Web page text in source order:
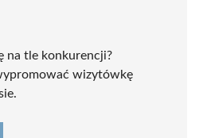
na tle konkurencji?
wizytówkę